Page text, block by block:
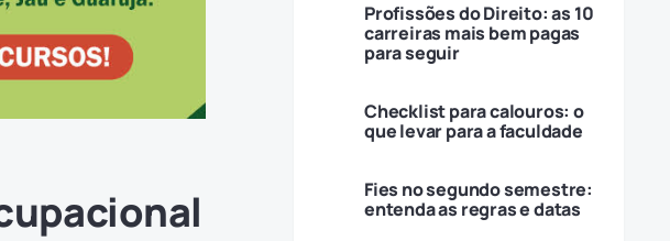
Profissões do Direito: as 10
carreiras mais bem pagas
para seguir
Checklist para calouros: o
que levar para a faculdade
Fies no segundo semestre:
entenda as regras e datas